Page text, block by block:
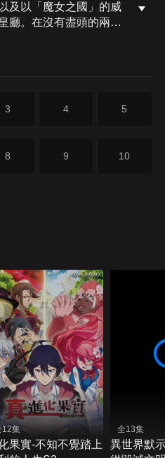
及以「魔女之國」的威
廳。在沒有盡頭的兩國
稱為皇廳最強的寒冰
和生存之道。即便兩人
倒下──相互敵對的少
3 4 5
8 9 10
12集
果實-不知不覺踏上
全13集
異世界默